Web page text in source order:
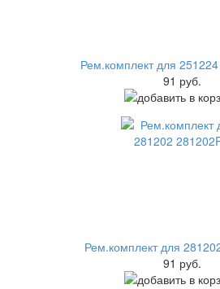
Рем.комплект для
91 руб.
Рем.комплект для
91 руб.